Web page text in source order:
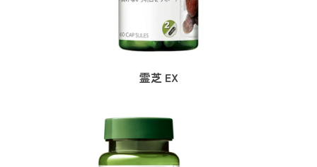
霊芝 EX